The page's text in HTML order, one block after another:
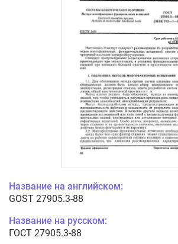
Название на английском:
GOST 27905.3-88
Название на русском:
ГОСТ 27905.3-88